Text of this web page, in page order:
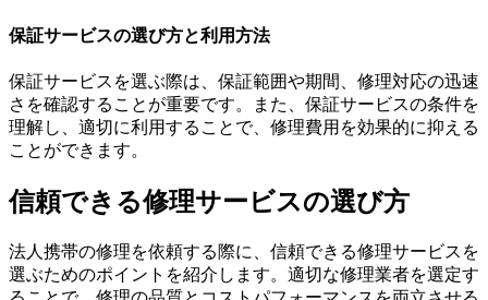
保証サービスの選び方と利用方法
保証サービスを選ぶ際は、保証範囲や期間、修理対応の迅速
さを確認することが重要です。また、保証サービスの条件を
理解し、適切に利用することで、修理費用を効果的に抑える
ことができます。
信頼できる修理サービスの選び方
法人携帯の修理を依頼する際に、信頼できる修理サービスを
選ぶためのポイントを紹介します。適切な修理業者を選定す